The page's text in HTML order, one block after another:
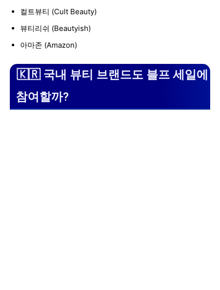
컬트뷰티 (Cult Beauty)
뷰티리쉬 (Beautyish)
아마존 (Amazon)
🇰🇷 국내 뷰티 브랜드도 블프 세일에
참여할까?